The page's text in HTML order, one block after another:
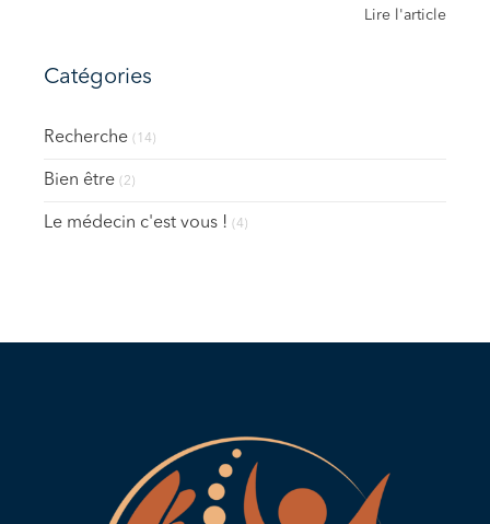
Lire l'article
Catégories
Recherche (14)
Bien être (2)
Le médecin c'est vous ! (4)